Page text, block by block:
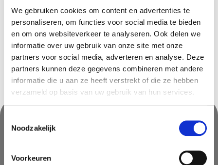
We gebruiken cookies om content en advertenties te
personaliseren, om functies voor social media te bieden
en om ons websiteverkeer te analyseren. Ook delen we
informatie over uw gebruik van onze site met onze
partners voor social media, adverteren en analyse. Deze
partners kunnen deze gegevens combineren met andere
informatie die u aan ze heeft verstrekt of die ze hebben
verzameld op basis van uw gebruik van hun services.
Noodzakelijk
Voorkeuren
Bij een online bestelling metClick & Collectlevering in de winkel
betaal je je aankoop bij afhaling aan de kassa in de winkel.
7. Kan ik een factuur krijgen?
In jeOh’Green-winkel vraag je een factuur aan de kassa.
Mis geen enkele aanbieding, inspirerende tip of nieuwsbericht. Schrijf